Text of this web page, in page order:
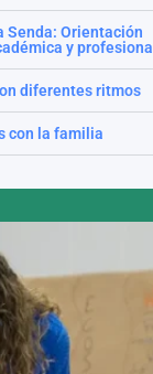
Senda: Orientación
y profesional
diferentes ritmos
con la familia